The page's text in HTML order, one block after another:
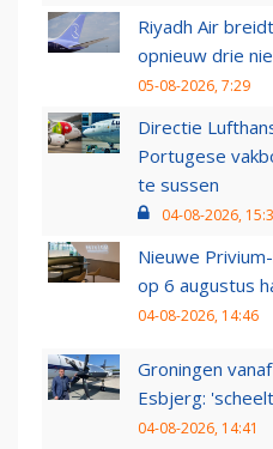
Riyadh Air
opnieuw drie
05-08-2026, 7:29
Directie
Portugese
te sussen
04-08-2026,
Nieuwe
op 6 augustus
04-08-2026, 14:46
Groningen
Esbjerg:
04-08-2026, 14:41